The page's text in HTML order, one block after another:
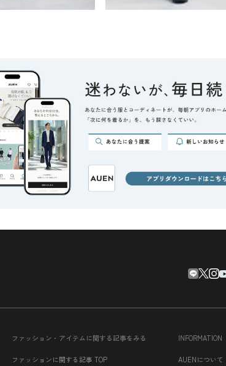
ファッション・アイテムに関する記事をみる
ファッションに関する記事 TOP
INFORMATION
AUENについて